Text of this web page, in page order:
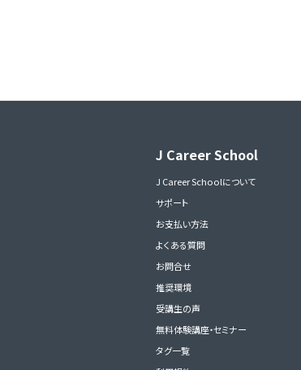
J Career School
J Career Schoolについて
サポート
お支払い方法
よくある質問
お問合せ
推奨環境
受講生の声
無料体験講座・セミナー
タグ一覧